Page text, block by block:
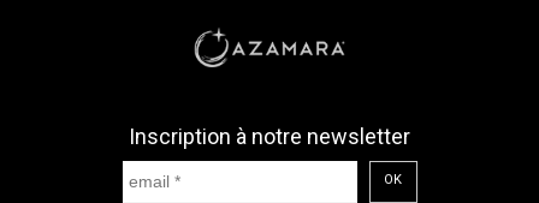
Inscription à notre newsletter
OK